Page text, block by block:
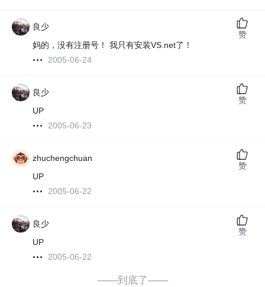
良少
妈的，没有注册号！ 我只有安装VS.net了！
2005-06-24
赞
良少
UP
2005-06-23
赞
zhuchengchuan
UP
2005-06-22
赞
良少
UP
2005-06-22
赞
——到底了——